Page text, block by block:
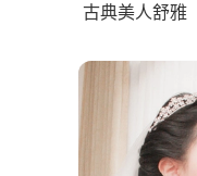
古典美人舒雅